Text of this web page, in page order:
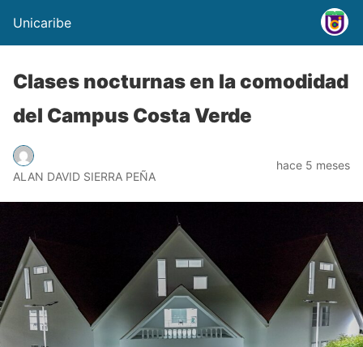
Unicaribe
Clases nocturnas en la comodidad
del Campus Costa Verde
ALAN DAVID SIERRA PEÑA
hace 5 meses